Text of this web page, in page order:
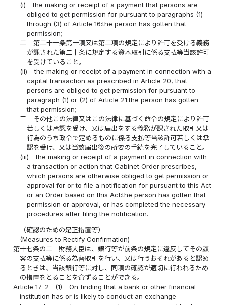
(i)
the making or receipt of a payment that persons are
obliged to get permission for pursuant to paragraphs (1)
through (3) of Article 16:the person has gotten that
permission;
二
第二十一条第一項又は第二項の規定により許可を受ける義務
が課された第二十条に規定する資本取引に係る支払等当該許可
を受けていること。
(ii)
the making or receipt of a payment in connection with a
capital transaction as prescribed in Article 20, that
persons are obliged to get permission for pursuant to
paragraph (1) or (2) of Article 21:the person has gotten
that permission;
三
その他この法律又はこの法律に基づく命令の規定により許可
若しくは承認を受け、又は届出をする義務が課された取引又は
行為のうち政令で定めるものに係る支払等当該許可若しくは承
認を受け、又は当該届出後の所要の手続を完了していること。
(iii)
the making or receipt of a payment in connection with
a transaction or action that Cabinet Order prescribes,
which persons are otherwise obliged to get permission or
approval for or to file a notification for pursuant to this Act
or an Order based on this Act:the person has gotten that
permission or approval, or has completed the necessary
procedures after filing the notification.
（確認のための是正措置等）
(Measures to Rectify Confirmation)
第十七条の二
財務大臣は、銀行等が前条の規定に違反してその顧
客の支払等に係る為替取引を行い、又は行うおそれがあると認め
るときは、当該銀行等に対し、同項の確認が適切に行われるため
の措置をとることを命ずることができる。
Article 17-2
(1)
On finding that a bank or other financial
institution has or is likely to conduct an exchange